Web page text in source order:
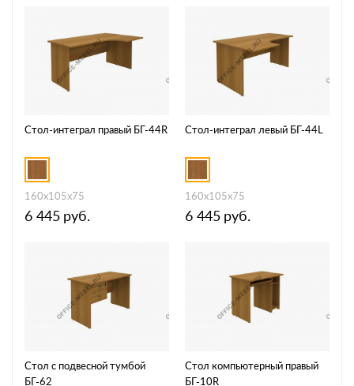
Стол-интеграл правый БГ-44R
160x105x75
6 445 руб.
Стол-интеграл левый БГ-44L
160x105x75
6 445 руб.
Стол с подвесной тумбой
БГ-62
Стол компьютерный правый
БГ-10R